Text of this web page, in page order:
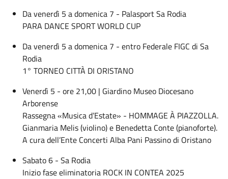
Da venerdì 5 a domenica 7 - Palasport Sa Rodia
PARA DANCE SPORT WORLD CUP
Da venerdì 5 a domenica 7 - entro Federale FIGC di Sa
Rodia
1° TORNEO CITTÀ DI ORISTANO
Venerdì 5 - ore 21,00 | Giardino Museo Diocesano
Arborense
Rassegna «Musica d’Estate» - HOMMAGE À PIAZZOLLA.
Gianmaria Melis (violino) e Benedetta Conte (pianoforte).
A cura dell’Ente Concerti Alba Pani Passino di Oristano
Sabato 6 - Sa Rodia
Inizio fase eliminatoria ROCK IN CONTEA 2025